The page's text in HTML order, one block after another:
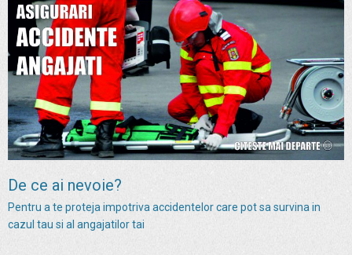
De ce ai nevoie?
Pentru a te proteja impotriva accidentelor care pot sa survina in
cazul tau si al angajatilor tai